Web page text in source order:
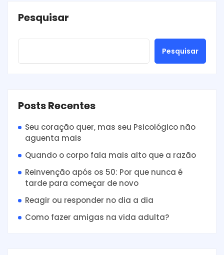
Pesquisar
Pesquisar
Posts Recentes
Seu coração quer, mas seu Psicológico não
aguenta mais
Quando o corpo fala mais alto que a razão
Reinvenção após os 50: Por que nunca é
tarde para começar de novo
Reagir ou responder no dia a dia
Como fazer amigas na vida adulta?